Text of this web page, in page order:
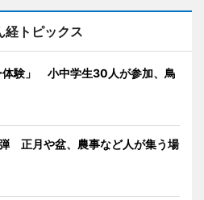
経トピックス
体験」 小中学生30人が参加、鳥
弾 正月や盆、農事など人が集う場